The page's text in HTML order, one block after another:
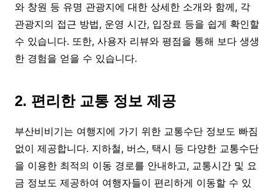
와 창원 등 유명 관광지에 대한 상세한 소개와 함께, 각
관광지의 접근 방법, 운영 시간, 입장료 등을 쉽게 확인할
수 있습니다. 또한, 사용자 리뷰와 평점을 통해 보다 생생
한 경험을 얻을 수 있습니다.
2. 편리한 교통 정보 제공
부산비비기는 여행지에 가기 위한 교통수단 정보도 빠짐
없이 제공합니다. 지하철, 버스, 택시 등 다양한 교통수단
을 이용한 최적의 이동 경로를 안내하고, 교통시간 및 요
금 정보도 제공하여 여행자들이 편리하게 이동할 수 있